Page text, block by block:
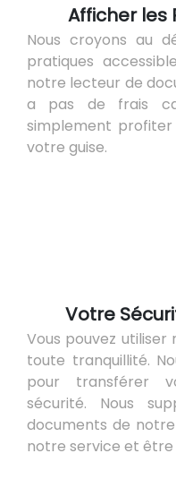
Afficher les
Nous croyons au
pratiques
notre lecteur de
a pas de frais
simplement
votre guise.
Votre
Vous pouvez
toute tranquillité.
pour transférer
sécurité. Nous
documents de
notre service et